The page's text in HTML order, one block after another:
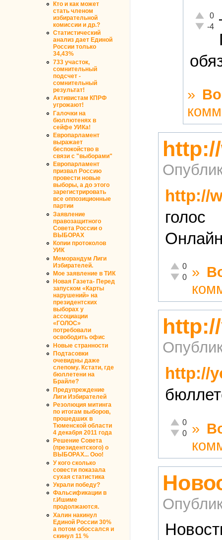
Кто и как может
стать членом
избирательной
комиссии и др.?
Статистический
анализ дает Единой
России только
34,43%
733 участок,
сомнительный
подсчет -
сомнительный
результат!
Активистам КПРФ
угрожают!
Галочки на
бюллютенях в
сейфе УИКа!
Европарламент
выражает
беспокойство в
связи с "выборами"
Европарламент
призвал Россию
провести новые
выборы, а до этого
зарегистрировать
все оппозиционные
партии
Заявление
правозащитного
Совета России о
ВЫБОРАХ
Копии протоколов
УИК
Меморандум Лиги
Избирателей.
Мое заявление в ТИК
Новая Газета- Перед
запуском «Карты
нарушений» на
президентских
выборах у
ассоциации
«ГОЛОС»
потребовали
освободить офис
Новые странности
Подтасовки
очевидны даже
слепому. Кстати, где
бюллетени на
Брайле?
Предупреждение
Лиги Избирателей
Резолюция митинга
по итогам выборов,
прошедших в
Тюменской области
4 декабря 2011 года
Решение Совета
(президентского) о
ВЫБОРАХ... Ооо!
У кого сколько
совести показала
сухая статистика
Украли победу?
Фальсификации в
г.Ишиме
продолжаются.
Халин накинул
Единой России 30%
а потом обоссался и
скинул 11 %
0
-4
»
http://
голос
Отлично!
0
Неадекватно!
0 »
http://
Отлично!
0
Неадекватно!
0 »